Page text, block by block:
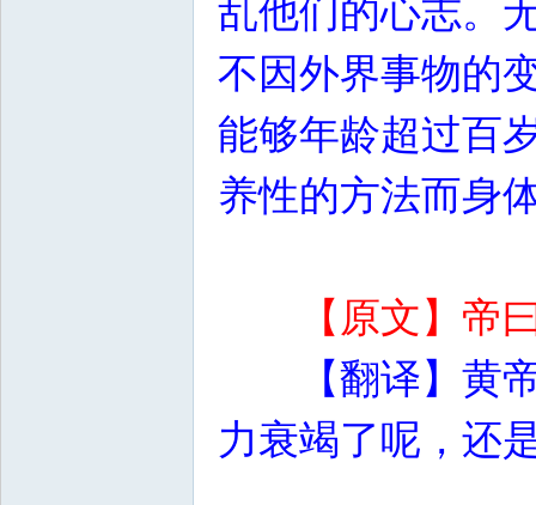
乱他们的心志。
不因外界事物的
能够年龄超过百
养性的方法而身
【原文】帝
【翻译】黄
力衰竭了呢，还